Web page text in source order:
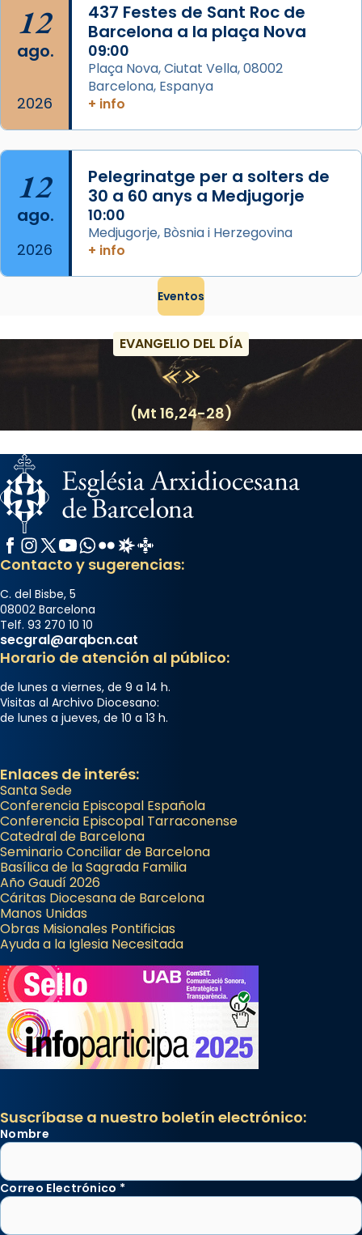
Foto
View on Facebook · Share
12
ago.
2026
437 Festes de Sant Roc de
Barcelona a la plaça Nova
09:00
Plaça Nova, Ciutat Vella, 08002
Barcelona, Espanya
+ info
12
ago.
2026
Pelegrinatge per a solters de
30 a 60 anys a Medjugorje
10:00
Medjugorje, Bòsnia i Herzegovina
+ info
Eventos
EVANGELIO DEL DÍA
(Mt 16,24-28)
Facebook
Instagram
X / Twitter
YouTube
WhatsApp
FlickrRadio Estel
Catalunya Cristiana
Contacto y sugerencias:
C. del Bisbe, 5
08002 Barcelona
Telf. 93 270 10 10
secgral@arqbcn.cat
Horario de atención al público:
de lunes a viernes, de 9 a 14 h.
Visitas al Archivo Diocesano:
de lunes a jueves, de 10 a 13 h.
Enlaces de interés:
Santa Sede
Conferencia Episcopal Española
Conferencia Episcopal Tarraconense
Catedral de Barcelona
Seminario Conciliar de Barcelona
Basílica de la Sagrada Familia
Año Gaudí 2026
Cáritas Diocesana de Barcelona
Manos Unidas
Obras Misionales Pontificias
Ayuda a la Iglesia Necesitada
Suscríbase a nuestro boletín electrónico:
Nombre
Correo Electrónico *